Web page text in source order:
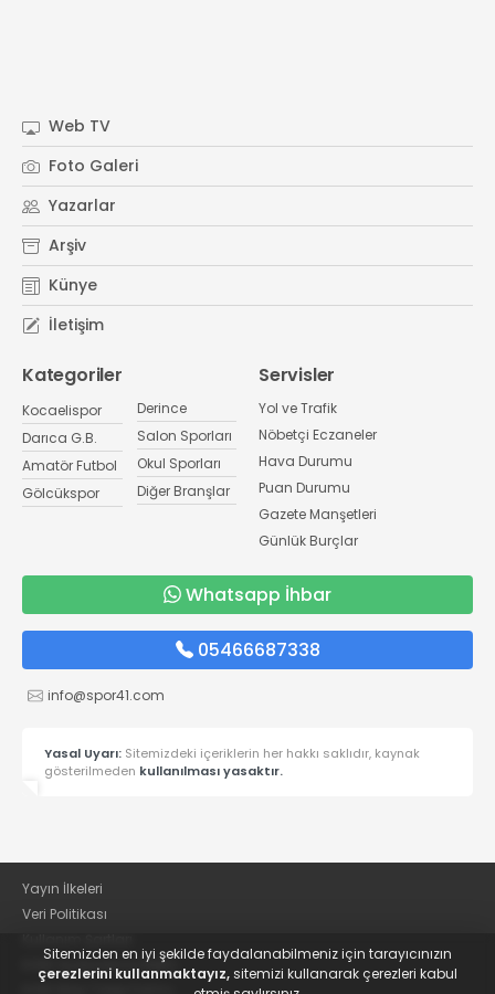
Web TV
Foto Galeri
Yazarlar
Arşiv
Künye
İletişim
Kategoriler
Kocaelispor
Darıca G.B.
Amatör Futbol
Gölcükspor
Derince
Salon Sporları
Okul Sporları
Diğer Branşlar
Servisler
Yol ve Trafik
Nöbetçi Eczaneler
Hava Durumu
Puan Durumu
Gazete Manşetleri
Günlük Burçlar
Whatsapp İhbar
05466687338
info@spor41.com
Yasal Uyarı: Sitemizdeki içeriklerin her hakkı saklıdır, kaynak
gösterilmeden kullanılması yasaktır.
Yayın İlkeleri
Veri Politikası
KVKK Aydınlatma Metni
Sitemizden en iyi şekilde faydalanabilmeniz için tarayıcınızın
çerezlerini kullanmaktayız,sitemizi kullanarak çerezleri kabul